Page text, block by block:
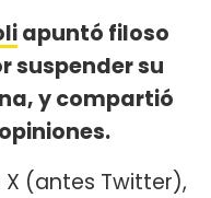
apuntó filoso
suspender su
y compartió
(antes Twitter),